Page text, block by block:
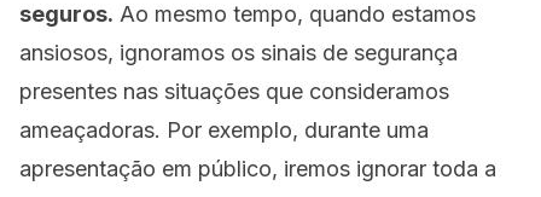
seguros. Ao mesmo tempo, quando estamos
ansiosos, ignoramos os sinais de segurança
presentes nas situações que consideramos
ameaçadoras. Por exemplo, durante uma
apresentação em público, iremos ignorar toda a